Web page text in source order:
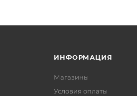
ИНФОРМАЦИЯ
Магазины
Условия оплаты